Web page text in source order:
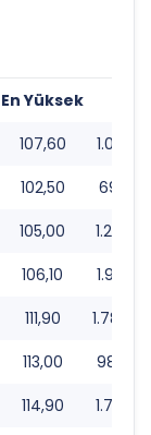
En Yüksek
107,60
102,50
105,00
106,10
111,90
113,00
114,90